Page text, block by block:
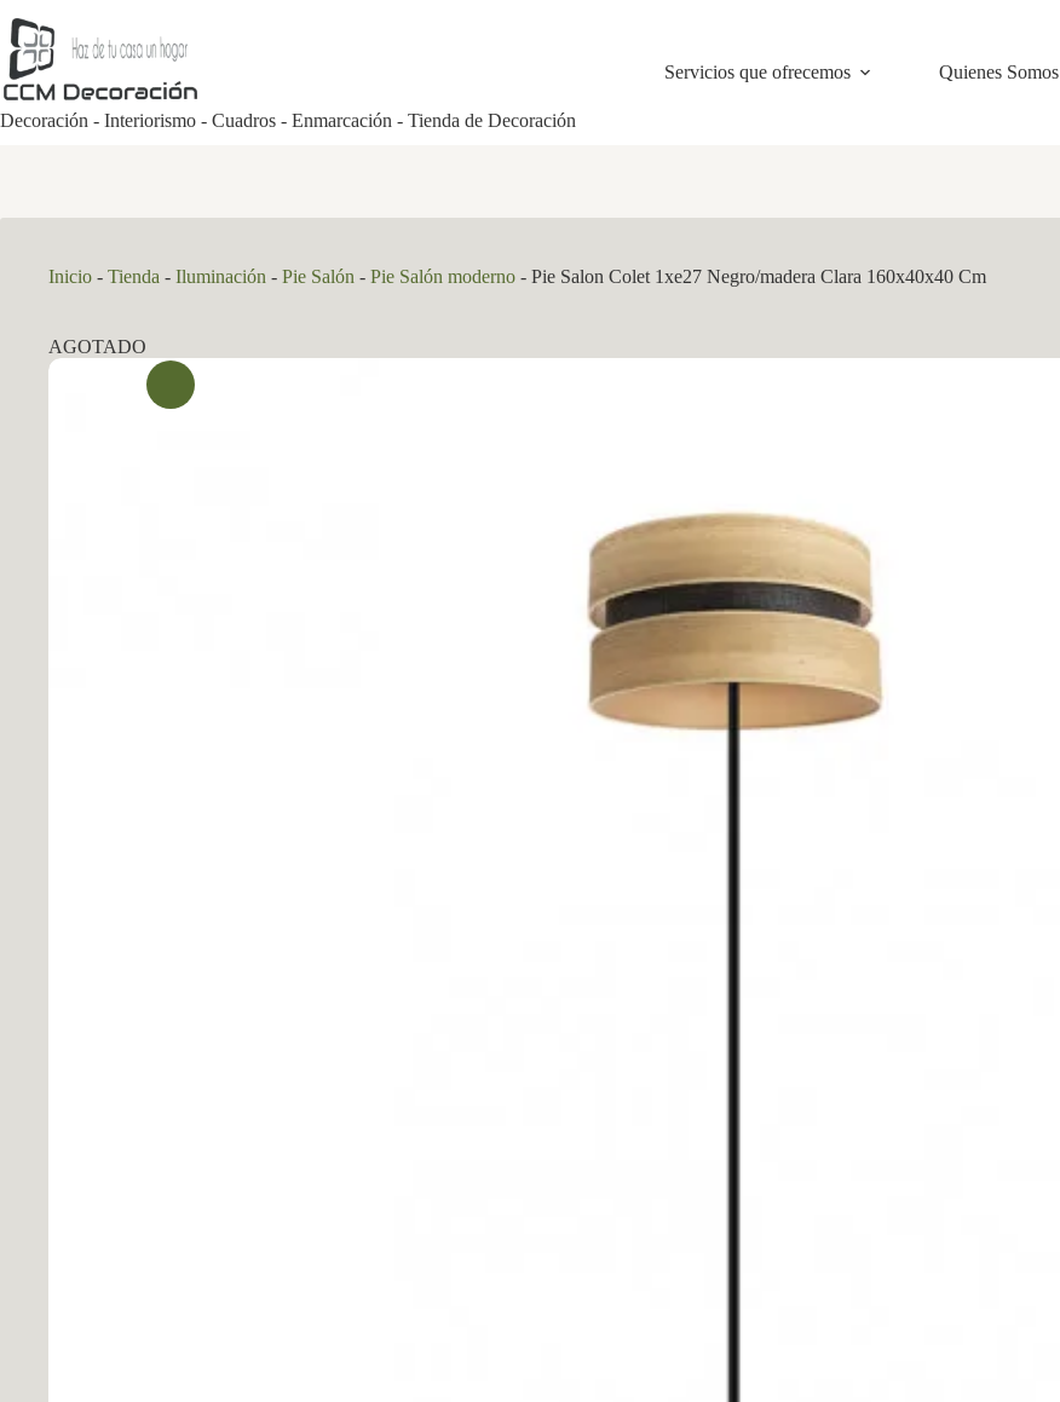
al
contenido
Decoración - Interiorismo - Cuadros - Enmarcación - Tienda de Decoración
Servicios que ofrecemos Quienes Somos
Inicio - Tienda - Iluminación - Pie Salón - Pie Salón moderno - Pie Salon Colet 1xe27 Negro/madera Clara 160x40x40 Cm
AGOTADO